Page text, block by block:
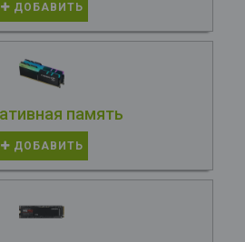
ДОБАВИТЬ
память
ДОБАВИТЬ